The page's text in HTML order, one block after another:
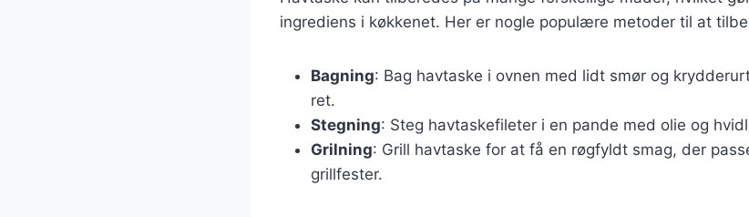
ingrediens i køkkenet. Her er nogle populære metoder til at
Bagning: Bag havtaske i ovnen med lidt smør og
ret.
Stegning: Steg havtaskefileter i en pande med olie og
Grilning: Grill havtaske for at få en røgfyldt smag, der
grillfester.